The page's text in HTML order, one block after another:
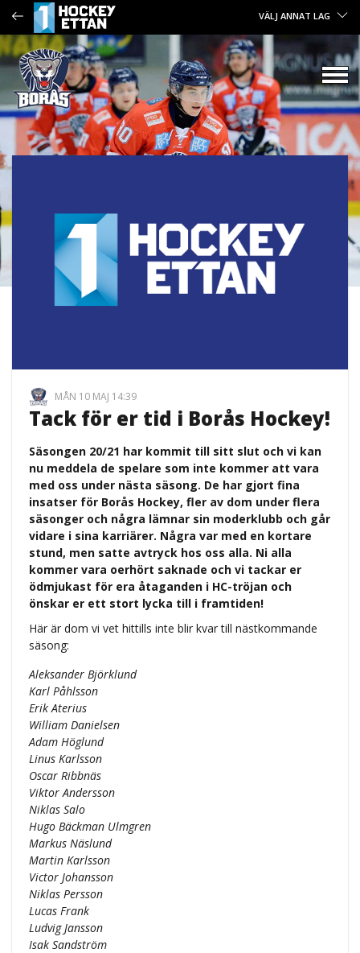
VÄLJ ANNAT LAG
MÅN 10 MAJ 14:39
Tack för er tid i Borås Hockey!
Säsongen 20/21 har kommit till sitt slut och vi kan
nu meddela de spelare som inte kommer att vara
med oss under nästa säsong. De har gjort fina
insatser för Borås Hockey, fler av dom under flera
säsonger och några lämnar sin moderklubb och går
vidare i sina karriärer. Några var med en kortare
stund, men satte avtryck hos oss alla. Ni alla
kommer vara oerhört saknade och vi tackar er
ödmjukast för era åtaganden i HC-tröjan och
önskar er ett stort lycka till i framtiden!
Här är dom vi vet hittills inte blir kvar till nästkommande
säsong:
Aleksander Björklund
Karl Påhlsson
Erik Aterius
William Danielsen
Adam Höglund
Linus Karlsson
Oscar Ribbnäs
Viktor Andersson
Niklas Salo
Hugo Bäckman Ulmgren
Markus Näslund
Martin Karlsson
Victor Johansson
Niklas Persson
Lucas Frank
Ludvig Jansson
Isak Sandström